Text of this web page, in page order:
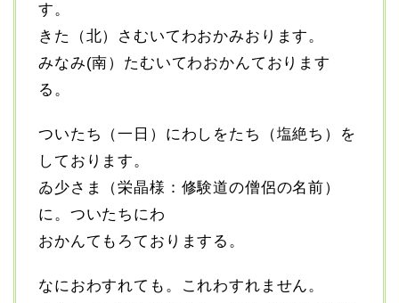
す。
きた（北）さむいてわおかみおります。
みなみ(南）たむいてわおかんております
る。
ついたち（一日）にわしをたち（塩絶ち）を
しております。
ゐ少さま（栄晶様：修験道の僧侶の名前）
に。ついたちにわ
おかんてもろておりまする。
なにおわすれても。これわすれません。